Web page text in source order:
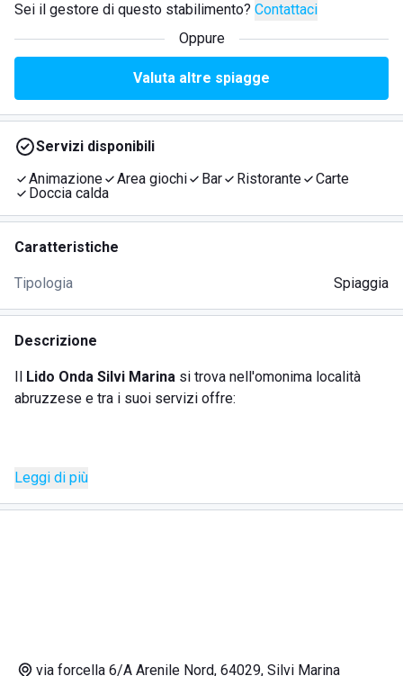
Sei il gestore di questo stabilimento? Contattaci
Oppure
Valuta altre spiagge
Servizi disponibili
Animazione
Area giochi Bar Ristorante
Carte
Doccia calda
Caratteristiche
Tipologia Spiaggia
Descrizione
Il Lido Onda Silvi Marina si trova nell'omonima località
abruzzese e tra i suoi servizi offre:
ristorante;
noleggio carte;
Leggi di più
via forcella 6/A Arenile Nord, 64029, Silvi Marina